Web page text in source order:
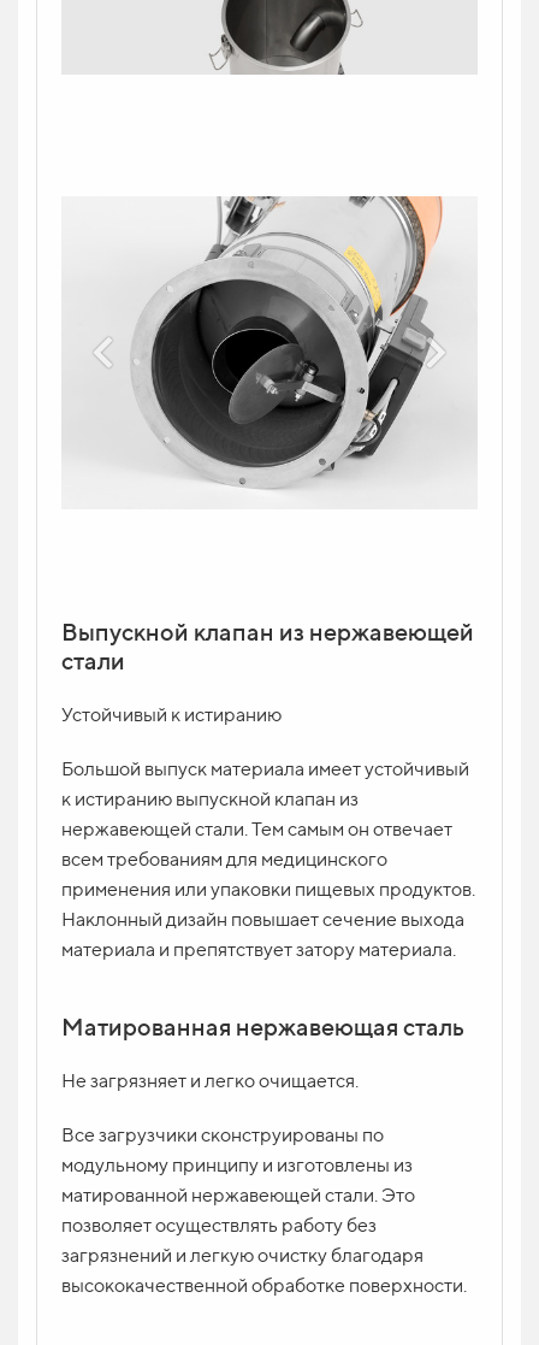
Выпускной клапан из нержавеющей
стали
Устойчивый к истиранию
Большой выпуск материала имеет устойчивый
к истиранию выпускной клапан из
нержавеющей стали. Тем самым он отвечает
всем требованиям для медицинского
применения или упаковки пищевых продуктов.
Наклонный дизайн повышает сечение выхода
материала и препятствует затору материала.
Матированная нержавеющая сталь
Не загрязняет и легко очищается.
Все загрузчики сконструированы по
модульному принципу и изготовлены из
матированной нержавеющей стали. Это
позволяет осуществлять работу без
загрязнений и легкую очистку благодаря
высококачественной обработке поверхности.